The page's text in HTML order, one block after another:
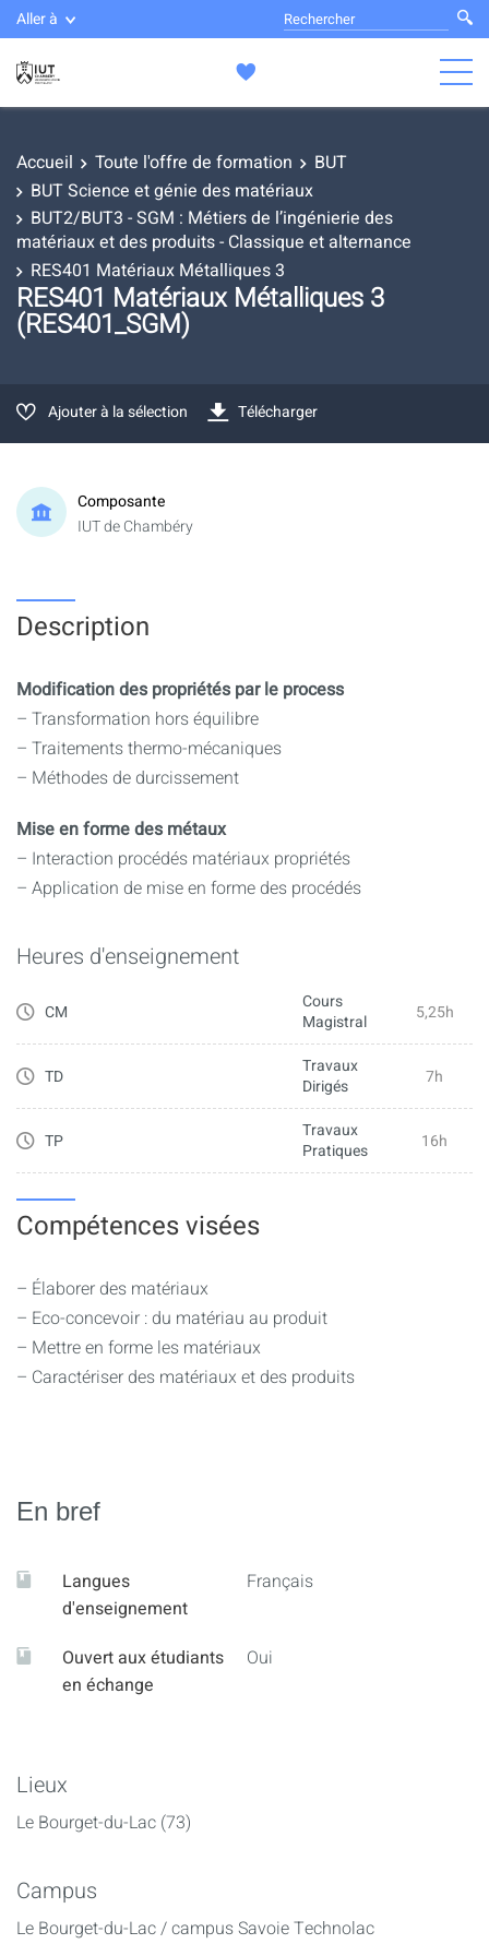
Aller à
Accueil Toute l'offre de formation
BUT
BUT Science et génie des matériaux
BUT2/BUT3 - SGM : Métiers de l’ingénierie des
matériaux et des produits - Classique et alternance
RES401 Matériaux Métalliques 3
RES401 Matériaux Métalliques 3
(RES401_SGM)
Ajouter à la sélection Télécharger
Composante
IUT de Chambéry
Description
Modification des propriétés par le process
– Transformation hors équilibre
– Traitements thermo-mécaniques
– Méthodes de durcissement
Mise en forme des métaux
– Interaction procédés matériaux propriétés
– Application de mise en forme des procédés
Heures d'enseignement
CM
Cours
Magistral
5,25h
TD
Travaux
Dirigés
7h
TP
Travaux
Pratiques
16h
Compétences visées
– Élaborer des matériaux
– Eco-concevoir : du matériau au produit
– Mettre en forme les matériaux
– Caractériser des matériaux et des produits
En bref
Langues
d'enseignement
Français
Ouvert aux étudiants
en échange
Oui
Lieux
Le Bourget-du-Lac (73)
Campus
Le Bourget-du-Lac / campus Savoie Technolac